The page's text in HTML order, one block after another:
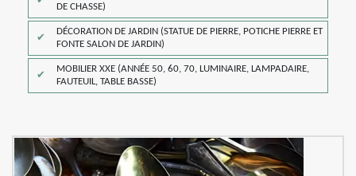
DE CHASSE)
DÉCORATION DE JARDIN (STATUE DE PIERRE, POTICHE PIERRE ET
FONTE SALON DE JARDIN)
MOBILIER XXE (ANNÉE 50, 60, 70, LUMINAIRE, LAMPADAIRE,
FAUTEUIL, TABLE BASSE)